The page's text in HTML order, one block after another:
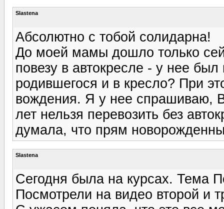
Slastena
Абсолютно с тобой солидарна!
До моей мамы дошло только
повезу в автокресле - у нее
родившегося и в кресло? При
вождения. Я у нее спрашиваю,
лет нельзя перевозить без
думала, что прям
Slastena
Сегодня была на курсах. Тема
Посмотрели на видео второй и